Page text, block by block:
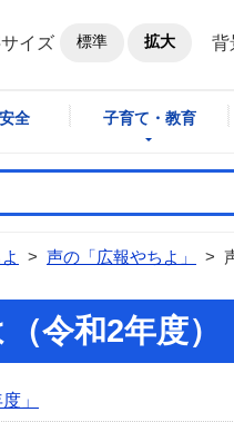
公式ホームページ
イズ
標準 拡大 背
全 子育て・教育
> 声の「広報やちよ」 >
令和2年度）
」